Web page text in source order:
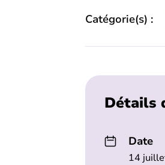
Catégorie(s) :
Détails
Date
14